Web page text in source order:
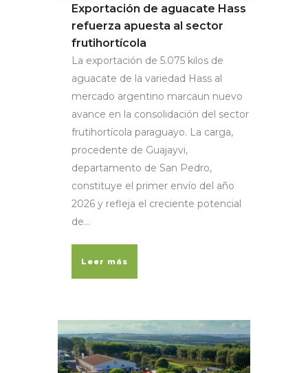
Exportación de aguacate Hass
refuerza apuesta al sector
frutihortícola
La exportación de 5.075 kilos de
aguacate de la variedad Hass al
mercado argentino marcaun nuevo
avance en la consolidación del sector
frutihortícola paraguayo. La carga,
procedente de Guajayvi,
departamento de San Pedro,
constituye el primer envío del año
2026 y refleja el creciente potencial
de...
Leer más